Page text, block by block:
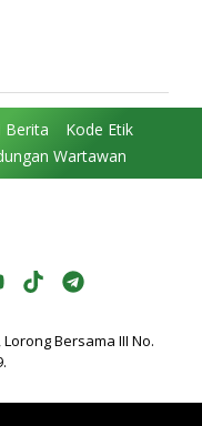
Berita
Kode Etik
Wartawan
Bersama III No.